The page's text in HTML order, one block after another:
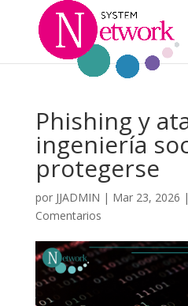
Phishing y
ingeniería
protegerse
por JJADMIN | Mar 23, 2026 |
Comentarios